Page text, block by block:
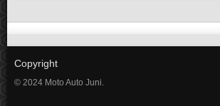
Copyright
© 2024 Moto Auto Juni.